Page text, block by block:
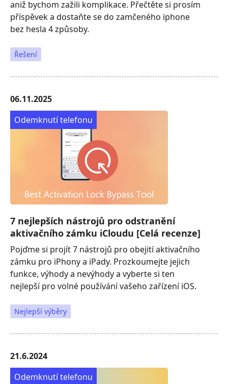
aniž bychom zažili komplikace. Přečtěte si prosím
příspěvek a dostaňte se do zamčeného iphone
bez hesla 4 způsoby.
Řešení
Odemknutí telefonu
7 nejlepších nástrojů pro odstranění
aktivačního zámku iCloudu [Celá recenze]
Pojďme si projít 7 nástrojů pro obejití aktivačního
zámku pro iPhony a iPady. Prozkoumejte jejich
funkce, výhody a nevýhody a vyberte si ten
nejlepší pro volné používání vašeho zařízení iOS.
Nejlepší výběry
06.11.2025
Odemknutí telefonu
21.6.2024